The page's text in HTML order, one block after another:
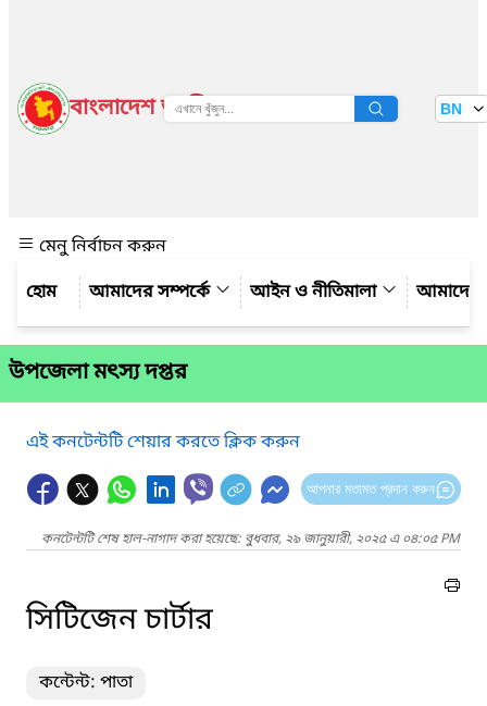
বাংলাদেশ জাতীয় তথ্য বাতায়ন BN
মেনু নির্বাচন করুন
আমাদের সম্পর্কে
আইন ও নীতিমালা আমাদের
উপজেলা মৎস্য দপ্তর
এই কনটেন্টটি শেয়ার করতে ক্লিক করুন
আপনার মতামত প্রদান করুন
কনটেন্টটি শেষ হাল-নাগাদ করা হয়েছে: বুধবার, ২৯ জানুয়ারী, ২০২৫ এ ০৪:০৫ PM
সিটিজেন চার্টার
কন্টেন্ট: পাতা